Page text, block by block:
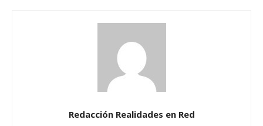
Redacción Realidades en Red